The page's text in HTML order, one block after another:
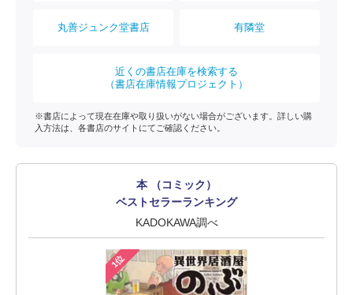
丸善ジュンク堂書店 有隣堂
近くの書店在庫を検索する
（書店在庫情報プロジェクト）
※書店によって現在在庫や取り扱いがない場合がございます。詳しい購
入方法は、各書店のサイトにてご確認ください。
本 （コミック）
ベストセラーランキング
KADOKAWA調べ
1位